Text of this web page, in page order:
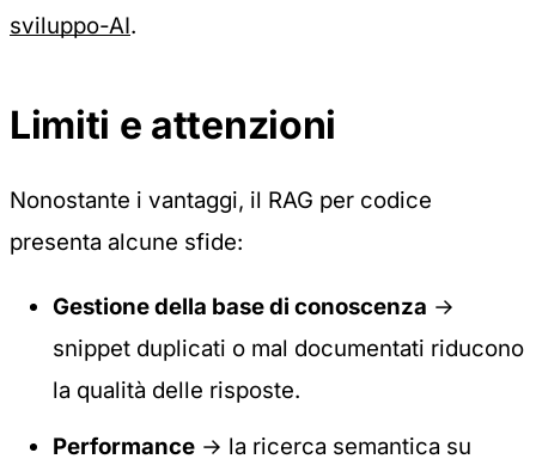
sviluppo-AI.
Limiti e attenzioni
Nonostante i vantaggi, il RAG per codice
presenta alcune sfide:
Gestione della base di conoscenza →
snippet duplicati o mal documentati riducono
la qualità delle risposte.
Performance → la ricerca semantica su